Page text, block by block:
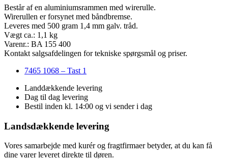
Består af en aluminiumsrammen med wirerulle.
Wirerullen er forsynet med båndbremse.
Leveres med 500 gram 1,4 mm galv. tråd.
Vægt ca.: 1,1 kg
Varenr.: BA 155 400
Kontakt salgsafdelingen for tekniske spørgsmål og priser.
7465 1068 – Tast 1
Landdækkende levering
Dag til dag levering
Bestil inden kl. 14:00 og vi sender i dag
Landsdækkende levering
Vores samarbejde med kurér og fragtfirmaer betyder, at du kan få
dine varer leveret direkte til døren.